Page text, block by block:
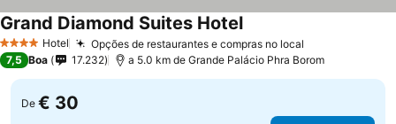
4 EstrelasHotel Opções de restaurantes e compras no local
Grand Diamond Suites Hotel
7,5 Boa 17.232 a 5.0 km de Grande Palácio Phra Borom
De € 30